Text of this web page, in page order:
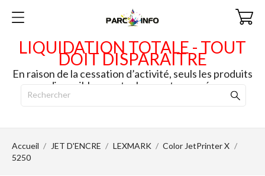
LIQUIDATION TOTALE - TOUT
DOIT DISPARAITRE
En raison de la cessation d’activité, seuls les produits
disponibles en stock seront envoyés.
Accueil JET D'ENCRE LEXMARK
Color JetPrinter X
5250